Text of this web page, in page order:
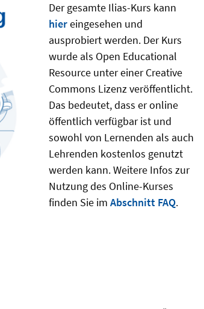
Der gesamte Ilias-Kurs kann
hiereingesehen und
ausprobiert werden. Der Kurs
wurde als Open Educational
Resource unter einer Creative
Commons Lizenz veröffentlicht.
Das bedeutet, dass eronline
öffentlich verfügbar ist und
sowohl von Lernenden als auch
Lehrenden kostenlos genutzt
werden kann. Weitere Infos zur
Nutzung des Online-Kurses
finden Sie im Abschnitt FAQ.